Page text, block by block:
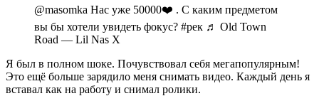
@masomka Нас уже 50000❤️ . С каким предметом
вы бы хотели увидеть фокус? #рек ♬ Old Town
Road — Lil Nas X
Я был в полном шоке. Почувствовал себя мегапопулярным!
Это ещё больше зарядило меня снимать видео. Каждый день я
вставал как на работу и снимал ролики.